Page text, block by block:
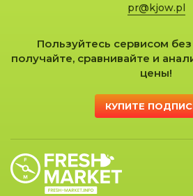
pr@kjow.pl
Пользуйтесь сервисом
получайте, сравнивайте и
цены!
КУПИТЕ